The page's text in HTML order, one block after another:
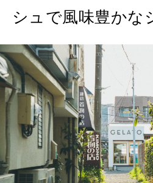
シュで風味豊かな